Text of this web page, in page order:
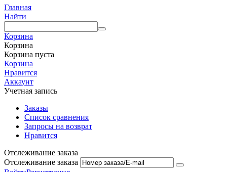
Главная
Найти
Корзина
Корзина
Корзина пуста
Корзина
Нравится
Аккаунт
Учетная запись
Заказы
Список сравнения
Запросы на возврат
Нравится
Отслеживание заказа
Отслеживание заказа